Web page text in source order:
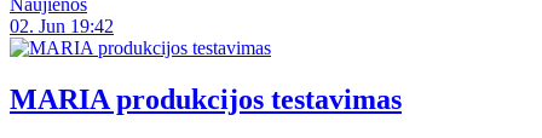
Naujienos
02. Jun 19:42
MARIA produkcijos testavimas